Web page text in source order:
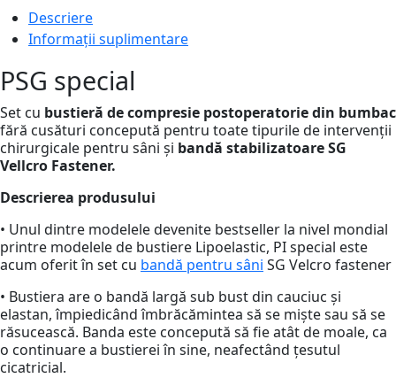
Descriere
Informații suplimentare
PSG special
Set cu bustieră de compresie postoperatorie din bumbac
fără cusături concepută pentru toate tipurile de intervenții
chirurgicale pentru sâni și bandă stabilizatoare SG
Vellcro Fastener.
Descrierea produsului
• Unul dintre modelele devenite bestseller la nivel mondial
printre modelele de bustiere Lipoelastic, PI special este
acum oferit în set cu bandă pentru sâni SG Velcro fastener
• Bustiera are o bandă largă sub bust din cauciuc și
elastan, împiedicând îmbrăcămintea să se miște sau să se
răsucească. Banda este concepută să fie atât de moale, ca
o continuare a bustierei în sine, neafectând țesutul
cicatricial.